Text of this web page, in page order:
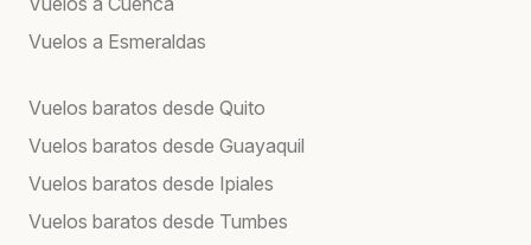
Vuelos a Esmeraldas
Vuelos baratos desde Quito
Vuelos baratos desde Guayaquil
Vuelos baratos desde Ipiales
Vuelos baratos desde Tumbes